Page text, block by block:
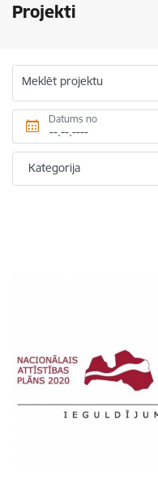
Projekti
Meklēt projektu
Datums no
Kategorija